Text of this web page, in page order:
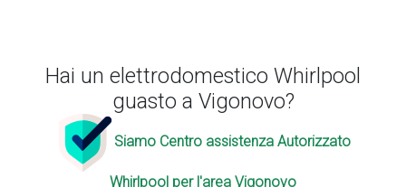
Hai un elettrodomestico Whirlpool
guasto a Vigonovo?
Siamo Centro assistenza Autorizzato
Whirlpool per l'area Vigonovo